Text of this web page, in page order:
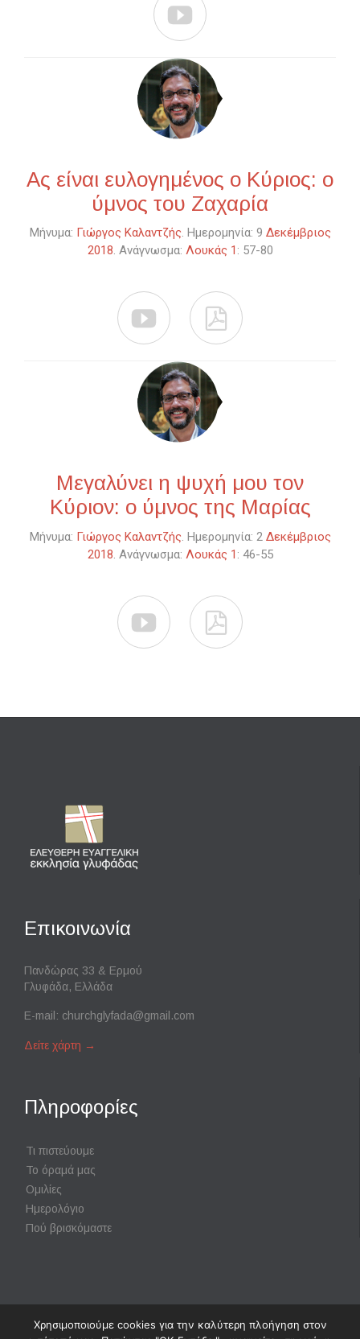

Ας είναι ευλογημένος ο Κύριος: ο
ύμνος του Ζαχαρία
Μήνυμα: Γιώργος Καλαντζής. Ημερομηνία: 9 Δεκέμβριος
2018. Ανάγνωσμα: Λουκάς 1 : 57-80
 
Μεγαλύνει η ψυχή μου τον
Κύριον: ο ύμνος της Μαρίας
Μήνυμα: Γιώργος Καλαντζής . Ημερομηνία: 2 Δεκέμβριος
2018 . Ανάγνωσμα: Λουκάς 1 : 46-55
 
Επικοινωνία
Πανδώρας 33 & Ερμού
Γλυφάδα, Ελλάδα
E-mail: churchglyfada@gmail.com
Δείτε χάρτη →
Πληροφορίες
Τι πιστεύουμε
Το όραμά μας
Ομιλίες
Ημερολόγιο
Πού βρισκόμαστε
Χρησιμοποιούμε cookies για την καλύτερη πλοήγηση στον